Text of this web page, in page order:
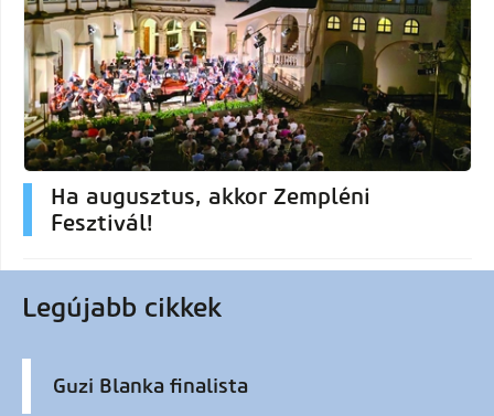
Ha augusztus, akkor Zempléni
Fesztivál!
Legújabb cikkek
Guzi Blanka finalista